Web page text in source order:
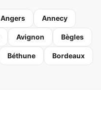
Angers Annecy
Avignon Bègles
Béthune Bordeaux